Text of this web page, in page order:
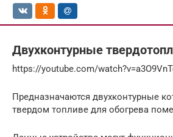
Двухконтурные
https://youtube.com/
Предназначаются двухконтурные
твердом топливе для обогрева